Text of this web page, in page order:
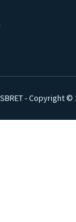
SBRET - Copyright